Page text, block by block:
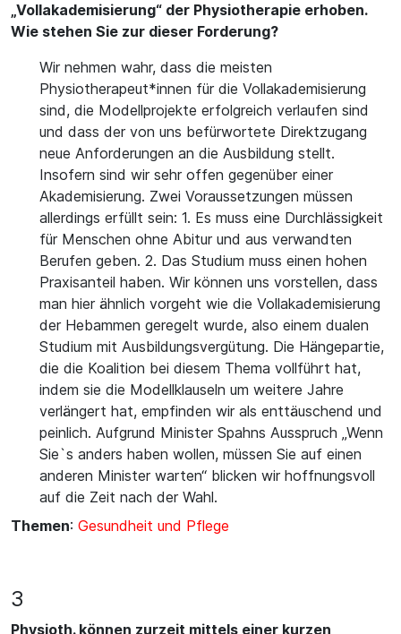
„Vollakademisierung“ der Physiotherapie erhoben.
Wie stehen Sie zur dieser Forderung?
Wir nehmen wahr, dass die meisten
Physiotherapeut*innen für die Vollakademisierung
sind, die Modellprojekte erfolgreich verlaufen sind
und dass der von uns befürwortete Direktzugang
neue Anforderungen an die Ausbildung stellt.
Insofern sind wir sehr offen gegenüber einer
Akademisierung. Zwei Voraussetzungen müssen
allerdings erfüllt sein: 1. Es muss eine Durchlässigkeit
für Menschen ohne Abitur und aus verwandten
Berufen geben. 2. Das Studium muss einen hohen
Praxisanteil haben. Wir können uns vorstellen, dass
man hier ähnlich vorgeht wie die Vollakademisierung
der Hebammen geregelt wurde, also einem dualen
Studium mit Ausbildungsvergütung. Die Hängepartie,
die die Koalition bei diesem Thema vollführt hat,
indem sie die Modellklauseln um weitere Jahre
verlängert hat, empfinden wir als enttäuschend und
peinlich. Aufgrund Minister Spahns Ausspruch „Wenn
Sie`s anders haben wollen, müssen Sie auf einen
anderen Minister warten“ blicken wir hoffnungsvoll
auf die Zeit nach der Wahl.
Themen: Gesundheit und Pflege
3
Physioth. können zurzeit mittels einer kurzen